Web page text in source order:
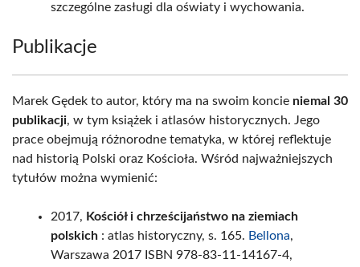
szczególne zasługi dla oświaty i wychowania.
Publikacje
Marek Gędek to autor, który ma na swoim koncie niemal 30
publikacji, w tym książek i atlasów historycznych. Jego
prace obejmują różnorodne tematyka, w której reflektuje
nad historią Polski oraz Kościoła. Wśród najważniejszych
tytułów można wymienić:
2017, Kościół i chrześcijaństwo na ziemiach
polskich : atlas historyczny, s. 165. Bellona,
Warszawa 2017 ISBN 978-83-11-14167-4,